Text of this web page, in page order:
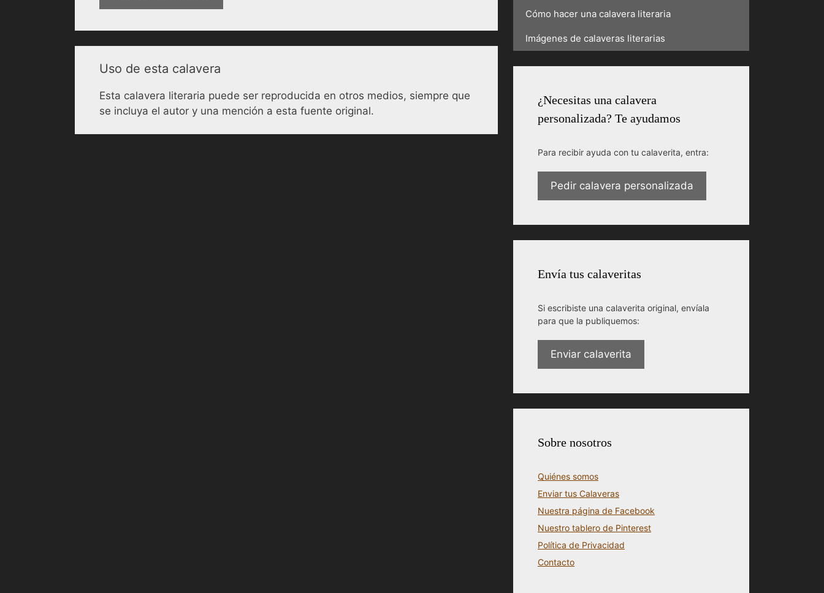
Uso de esta calavera
Esta calavera literaria puede ser reproducida en otros medios, siempre que
se incluya el autor y una mención a esta fuente original.
Cómo hacer una calavera literaria
Imágenes de calaveras literarias
¿Necesitas una calavera
personalizada? Te ayudamos
Para recibir ayuda con tu calaverita, entra:
Pedir calavera personalizada
Envía tus calaveritas
Si escribiste una calaverita original, envíala
para que la publiquemos:
Enviar calaverita
Sobre nosotros
Quiénes somos
Enviar tus Calaveras
Nuestra página de Facebook
Nuestro tablero de Pinterest
Política de Privacidad
Contacto